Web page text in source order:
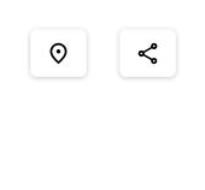
place share